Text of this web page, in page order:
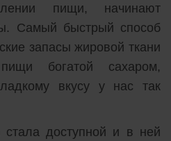
пищи, начинают
Самый быстрый способ
запасы жировой ткани
богатой сахаром,
вкусу у нас так
доступной и в ней